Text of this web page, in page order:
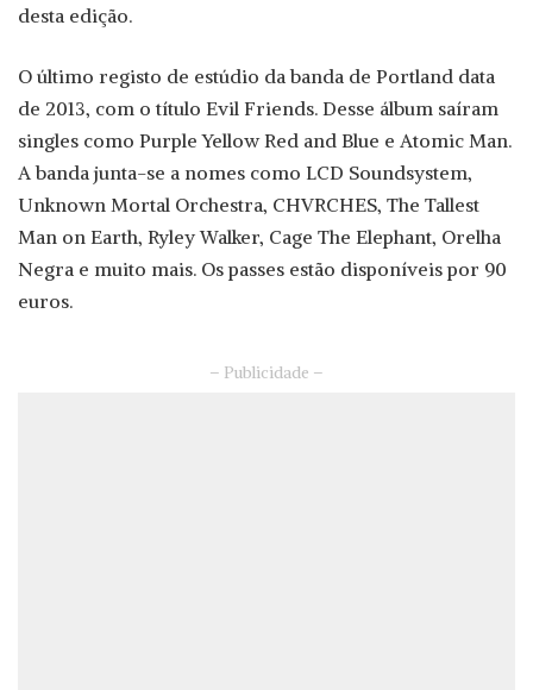
desta edição.
O último registo de estúdio da banda de Portland data
de 2013, com o título Evil Friends. Desse álbum saíram
singles como Purple Yellow Red and Blue e Atomic Man.
A banda junta-se a nomes como LCD Soundsystem,
Unknown Mortal Orchestra, CHVRCHES, The Tallest
Man on Earth, Ryley Walker, Cage The Elephant, Orelha
Negra e muito mais. Os passes estão disponíveis por 90
euros.
– Publicidade –